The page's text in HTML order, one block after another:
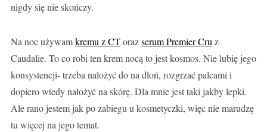
nigdy się nie skończy.
Na noc używamkremu z CTorazserum Premier Cruz
Caudalie. To co robi ten krem nocą to jest kosmos. Nie lubię jego
konsystencji- trzeba nałożyć do na dłoń, rozgrzać palcami i
dopiero wtedy nałożyć na skórę. Dla mnie jest taki jakby lepki.
Ale rano jestem jak po zabiegu u kosmetyczki, więc nie marudzę
tu więcej na jego temat.